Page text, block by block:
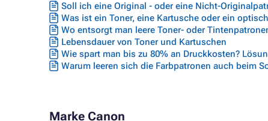
Soll ich eine Original - oder eine Nicht-
Was ist ein Toner, eine Kartusche oder ein
Wo entsorgt man leere Toner- oder
Lebensdauer von Toner und Kartuschen
Wie spart man bis zu 80% an Druckkosten?
Warum leeren sich die Farbpatronen auch beim
Marke Canon